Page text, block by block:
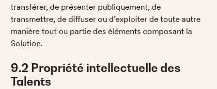
transférer, de présenter publiquement, de
transmettre, de diffuser ou d’exploiter de toute autre
manière tout ou partie des éléments composant la
Solution.
9.2 Propriété intellectuelle des
Talents